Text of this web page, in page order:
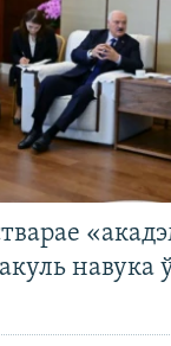
навука